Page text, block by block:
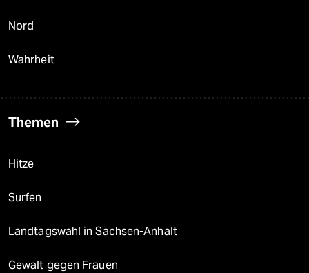
Nord
Wahrheit
Themen
Hitze
Surfen
Landtagswahl in Sachsen-Anhalt
Gewalt gegen Frauen